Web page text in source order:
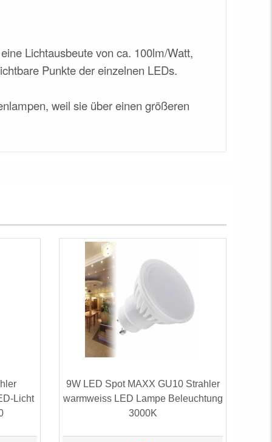
Lichtausbeute von ca. 100lm/Watt,
Punkte der einzelnen LEDs.
weil sie über einen größeren
Licht
9W LED Spot MAXX GU10 Strahler
warmweiss LED Lampe Beleuchtung
3000K